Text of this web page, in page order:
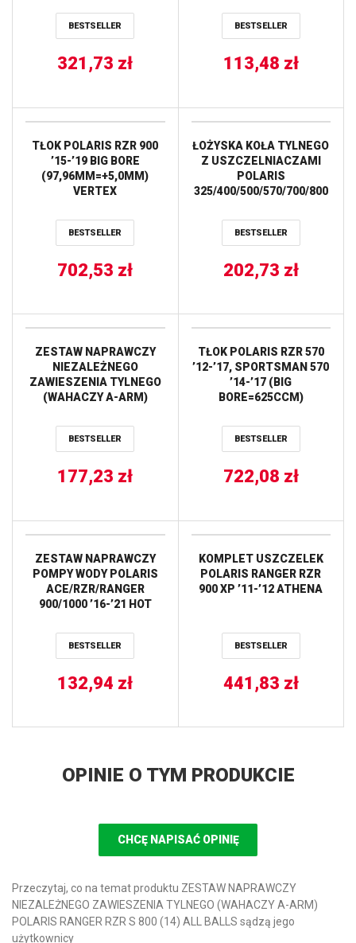
’12-’14, RANGER RZR XP
900 ’11-’14 ALL BALLS
BESTSELLER
321,73 zł
’08-’10, Outlaw 525
’07-’11, RZR 570 EFI
TYŁ POLARIS General
1000 ’17-’21, RZR 1000 60
Inch ’18-’20 ALL BALLS
BESTSELLER
113,48 zł
TŁOK POLARIS RZR 900
’15-’19 BIG BORE
(97,96MM=+5,0MM)
VERTEX
BESTSELLER
702,53 zł
ŁOŻYSKA KOŁA TYLNEGO
Z USZCZELNIACZAMI
POLARIS
325/400/500/570/700/800
BESTSELLER
202,73 zł
ZESTAW NAPRAWCZY
NIEZALEŻNEGO
ZAWIESZENIA TYLNEGO
(WAHACZY A-ARM)
400/500/700/800 ALL
BALLS
BESTSELLER
177,23 zł
TŁOK POLARIS RZR 570
’12-’17, SPORTSMAN 570
’14-’17 (BIG
BORE=625CCM)
BESTSELLER
722,08 zł
ZESTAW NAPRAWCZY
POMPY WODY POLARIS
ACE/RZR/RANGER
900/1000 ’16-’21 HOT
BESTSELLER
132,94 zł
KOMPLET USZCZELEK
POLARIS RANGER RZR
900 XP ’11-’12 ATHENA
BESTSELLER
441,83 zł
OPINIE O TYM PRODUKCIE
CHCĘ NAPISAĆ OPINIĘ
Przeczytaj, co na temat produktu ZESTAW NAPRAWCZY
NIEZALEŻNEGO ZAWIESZENIA TYLNEGO (WAHACZY A-ARM)
POLARIS RANGER RZR S 800 (14) ALL BALLS sądzą jego
użytkownicy